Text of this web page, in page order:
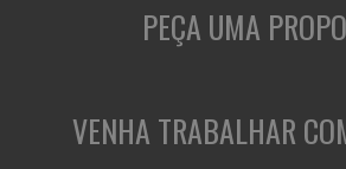
PEÇA UMA
VENHA TRABALHAR